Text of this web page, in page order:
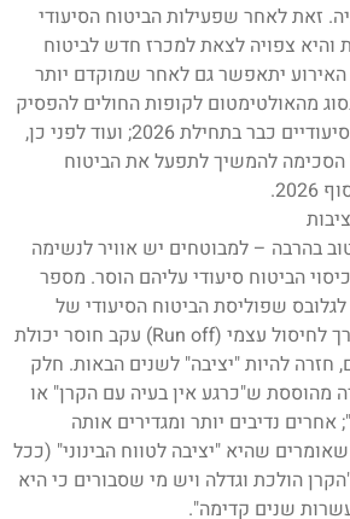
זאת לאחר שפעילות הביטוח הסיעודי
והיא צפויה לצאת למכרז חדש לביטוח
האירוע יתאפשר גם לאחר שמוקדם יותר
מהאולטימטום לקופות החולים להפסיק
לתפעל את הביטוחים הסיעודיים כבר בתחילת 2026; ועוד לפני כן,
להמשיך לתפעל את הביטוח
בהרבה – למבוטחים יש אוויר לנשימה
הביטוח סיעודי עליהם הוסר. מספר
שפוליסת הביטוח הסיעודי של
כללית, שכבר הייתה בדרך לחיסול עצמי (Run off) עקב חוסר יכולת
חזרה להיות "יציבה" לשנים הבאות. חלק
מהוססת ש"כרגע אין בעיה עם הקרן" או
נדיבים יותר ומגדירים אותה
שהיא "יציבה לטווח הבינוני" (ככל
או "הקרן הולכת וגדלה ויש מי שסבורים כי היא
שנים קדימה".